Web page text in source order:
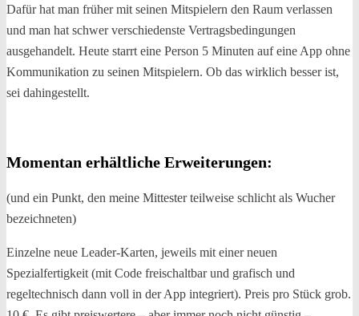
Dafür hat man früher mit seinen Mitspielern den Raum verlassen
und man hat schwer verschiedenste Vertragsbedingungen
ausgehandelt. Heute starrt eine Person 5 Minuten auf eine App ohne
Kommunikation zu seinen Mitspielern. Ob das wirklich besser ist,
sei dahingestellt.
Momentan erhältliche Erweiterungen:
(und ein Punkt, den meine Mittester teilweise schlicht als Wucher
bezeichneten)
Einzelne neue Leader-Karten, jeweils mit einer neuen
Spezialfertigkeit (mit Code freischaltbar und grafisch und
regeltechnisch dann voll in der App integriert). Preis pro Stück grob.